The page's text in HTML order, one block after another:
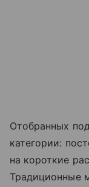
Отобранных
категории:
на короткие
Традиционные